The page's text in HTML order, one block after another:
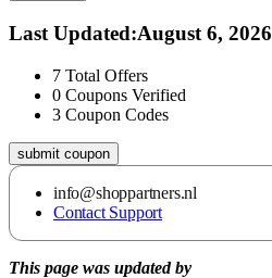
Last Updated:August 6, 2026
7 Total Offers
0 Coupons Verified
3 Coupon Codes
submit coupon
info@shoppartners.nl
Contact Support
This page was updated by